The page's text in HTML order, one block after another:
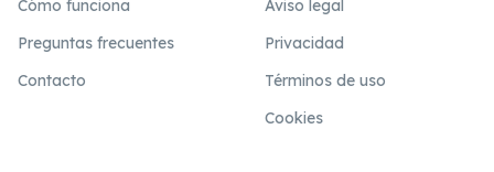
Cómo funciona
Preguntas frecuentes
Contacto
Aviso legal
Privacidad
Términos de uso
Cookies